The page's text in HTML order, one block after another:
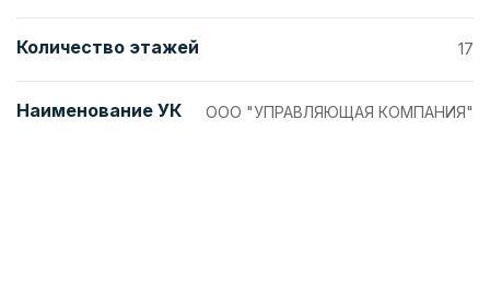
Количество этажей 17
Наименование УК ООО "УПРАВЛЯЮЩАЯ КОМПАНИЯ"